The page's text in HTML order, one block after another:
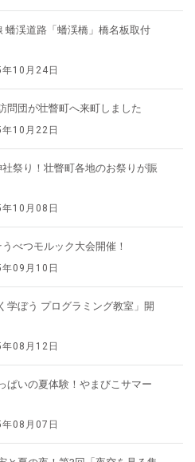
蟠渓道路「蟠渓橋」橋名板取付
10月24日
問団が壮瞥町へ来町しました
10月22日
社祭り！壮瞥町各地のお祭りが賑
10月08日
べつモルック大会開催！
09月10日
学ぼう プログラミング教室」開
08月12日
ぱいの夏体験！やまびこサマー
08月07日